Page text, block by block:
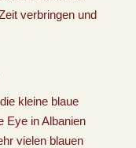
verbringen und
kleine blaue
Eye in Albanien
vielen blauen